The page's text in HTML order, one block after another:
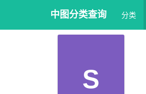
中图分类查询 分类
S